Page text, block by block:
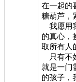
在一起的
糖葫芦，
我愿用
的真心，
取所有人
只有不
就是一门
的孩子，